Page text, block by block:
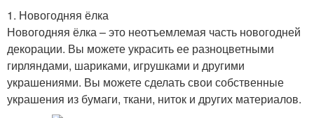
1. Новогодняя ёлка
Новогодняя ёлка – это неотъемлемая часть новогодней
декорации. Вы можете украсить ее разноцветными
гирляндами, шариками, игрушками и другими
украшениями. Вы можете сделать свои собственные
украшения из бумаги, ткани, ниток и других материалов.